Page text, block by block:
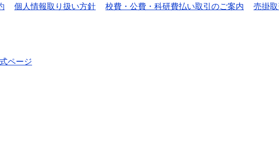
個人情報取り扱い方針 校費・公費・科研費払い取引のご案内 売掛
ページ